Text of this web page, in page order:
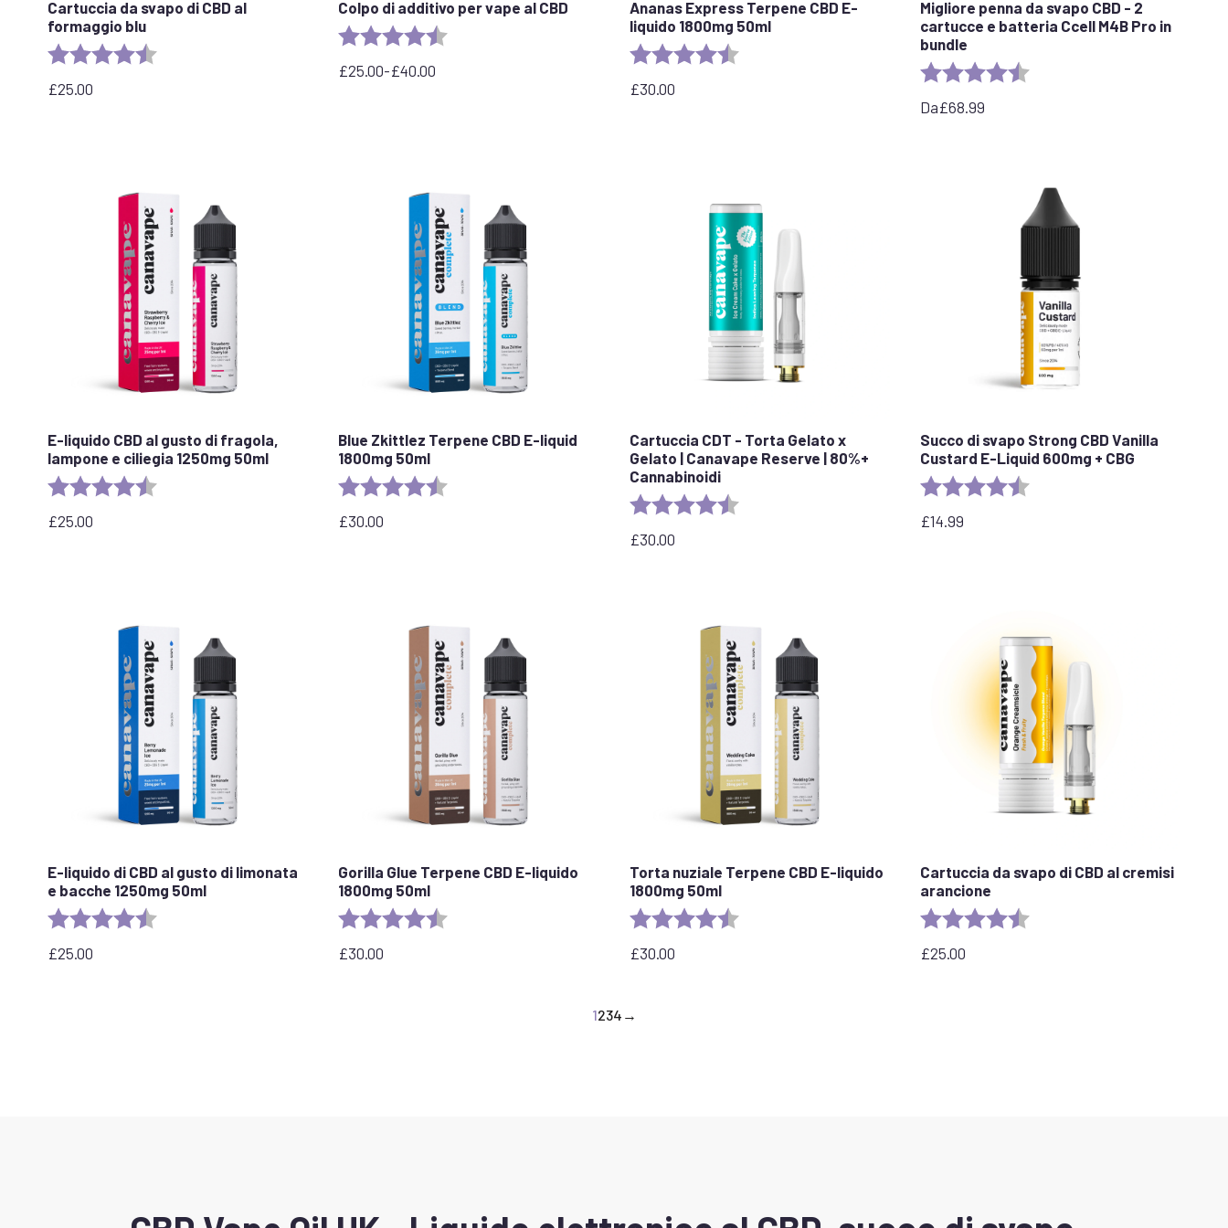
Cartuccia da svapo di CBD al
formaggio blu
Valutazione:
£25.00
Colpo di additivo per vape al CBD
Valutazione:
£25.00-£40.00
Fascia
Ananas Express Terpene CBD E-
liquido 1800mg 50ml
Valutazione: 4,8 su 5 stelle
£30.00
Migliore penna da svapo CBD - 2
cartucce e batteria Ccell M4B Pro in
bundle
Valutazione:
Da£68.99
E-liquido CBD al gusto di fragola,
lampone e ciliegia 1250mg 50ml
Valutazione:
£25.00
Blue Zkittlez Terpene CBD E-liquid
1800mg 50ml
Valutazione:
£30.00
Cartuccia CDT - Torta Gelato x
Gelato | Canavape Reserve | 80%+
Cannabinoidi
Valutazione: 4.6 out of 5 stars
£30.00
Succo di svapo Strong CBD Vanilla
Custard E-Liquid 600mg + CBG
Valutazione:
£14.99
E-liquido di CBD al gusto di limonata
e bacche 1250mg 50ml
Valutazione:
£25.00
Gorilla Glue Terpene CBD E-liquido
1800mg 50ml
Valutazione:
£30.00
Torta nuziale Terpene CBD E-liquido
1800mg 50ml
Valutazione: 4,8 su 5 stelle
£30.00
Cartuccia da svapo di CBD al cremisi
arancione
Valutazione:
£25.00
1234 →